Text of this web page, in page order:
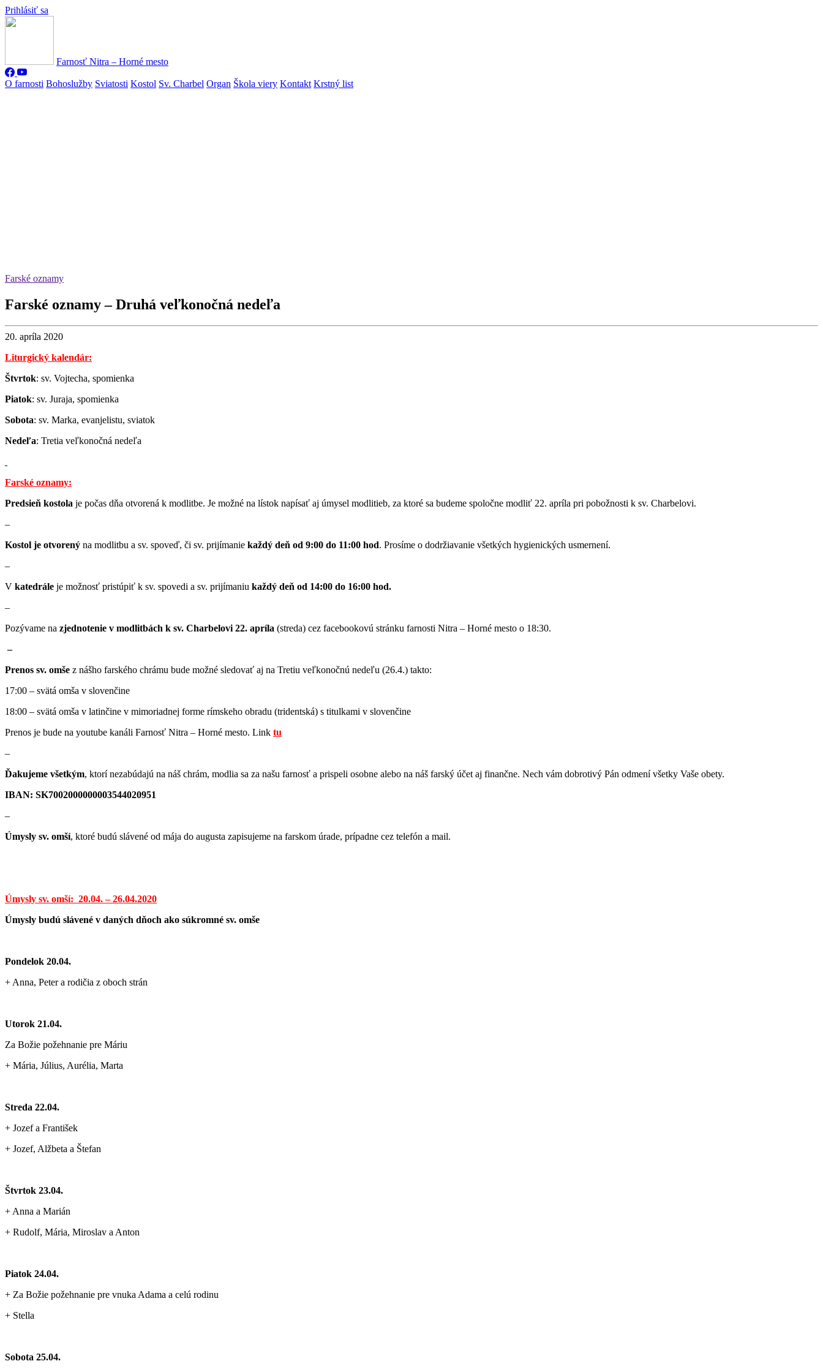
Prihlásiť sa
Farnosť Nitra – Horné mesto
O farnosti Bohoslužby Sviatosti Kostol Sv. Charbel Organ Škola viery Kontakt Krstný list
Farské oznamy
Farské oznamy – Druhá veľkonočná nedeľa
20. apríla 2020
Liturgický kalendár:
Štvrtok: sv. Vojtecha, spomienka
Piatok: sv. Juraja, spomienka
Sobota: sv. Marka, evanjelistu, sviatok
Nedeľa: Tretia veľkonočná nedeľa
Farské oznamy:
Predsieň kostola je počas dňa otvorená k modlitbe. Je možné na lístok napísať aj úmysel modlitieb, za ktoré sa budeme spoločne modliť 22. apríla pri pobožnosti k sv. Charbelovi.
–
Kostol je otvorený na modlitbu a sv. spoveď, či sv. prijímanie každý deň od 9:00 do 11:00 hod. Prosíme o dodržiavanie všetkých hygienických usmernení.
–
V katedrále je možnosť pristúpiť k sv. spovedi a sv. prijímaniu každý deň od 14:00 do 16:00 hod.
–
Pozývame na zjednotenie v modlitbách k sv. Charbelovi 22. apríla (streda) cez facebookovú stránku farnosti Nitra – Horné mesto o 18:30.
–
Prenos sv. omše z nášho farského chrámu bude možné sledovať aj na Tretiu veľkonočnú nedeľu (26.4.) takto:
17:00 – svätá omša v slovenčine
18:00 – svätá omša v latinčine v mimoriadnej forme rímskeho obradu (tridentská) s titulkami v slovenčine
Prenos je bude na youtube kanáli Farnosť Nitra – Horné mesto. Link tu
–
Ďakujeme všetkým, ktorí nezabúdajú na náš chrám, modlia sa za našu farnosť a prispeli osobne alebo na náš farský účet aj finančne. Nech vám dobrotivý Pán odmení všetky Vaše obety.
IBAN: SK7002000000003544020951
–
Úmysly sv. omší, ktoré budú slávené od mája do augusta zapisujeme na farskom úrade, prípadne cez telefón a mail.
Úmysly sv. omší: 20.04. – 26.04.2020
Úmysly budú slávené v daných dňoch ako súkromné sv. omše
Pondelok 20.04.
+ Anna, Peter a rodičia z oboch strán
Utorok 21.04.
Za Božie požehnanie pre Máriu
+ Mária, Július, Aurélia, Marta
Streda 22.04.
+ Jozef a František
+ Jozef, Alžbeta a Štefan
Štvrtok 23.04.
+ Anna a Marián
+ Rudolf, Mária, Miroslav a Anton
Piatok 24.04.
+ Za Božie požehnanie pre vnuka Adama a celú rodinu
+ Stella
Sobota 25.04.